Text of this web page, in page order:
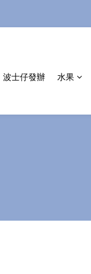
波士仔發辦 水果